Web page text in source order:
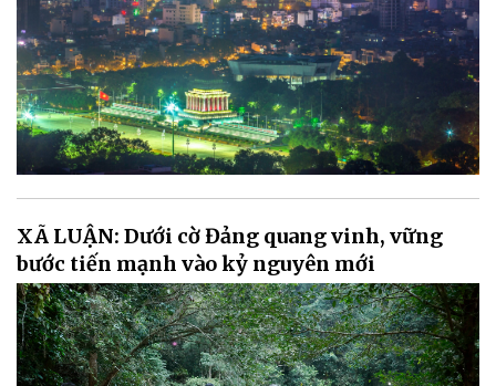
XÃ LUẬN: Dưới cờ Đảng quang vinh, vững
bước tiến mạnh vào kỷ nguyên mới